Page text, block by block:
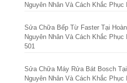
Nguyên Nhân Và Cách Khắc Phục
Sửa Chữa Bếp Từ Faster Tại
Nguyên Nhân Và Cách Khắc
501
Sửa Chữa Máy Rửa Bát Bosch Tại
Nguyên Nhân Và Cách Khắc Phục